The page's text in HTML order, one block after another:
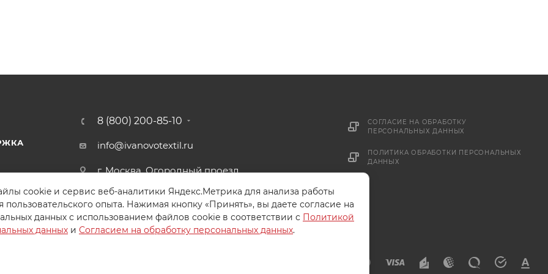
8 (800) 200-85-10
info@ivanovotextil.ru
г. Москва, Огородный проезд,
СОГЛАСИЕ НА ОБРАБОТКУ
ПЕРСОНАЛЬНЫХ ДАННЫХ
ПОЛИТИКА ОБРАБОТКИ ПЕРСОНАЛЬНЫХ
ДАННЫХ
cookie и сервис веб-аналитики Яндекс.Метрика для анализа работы
пользовательского опыта. Нажимая кнопку «Принять», вы даете согласие на
данных с использованием файлов cookie в соответствии с Политикой
данных и Согласием на обработку персональных данных.